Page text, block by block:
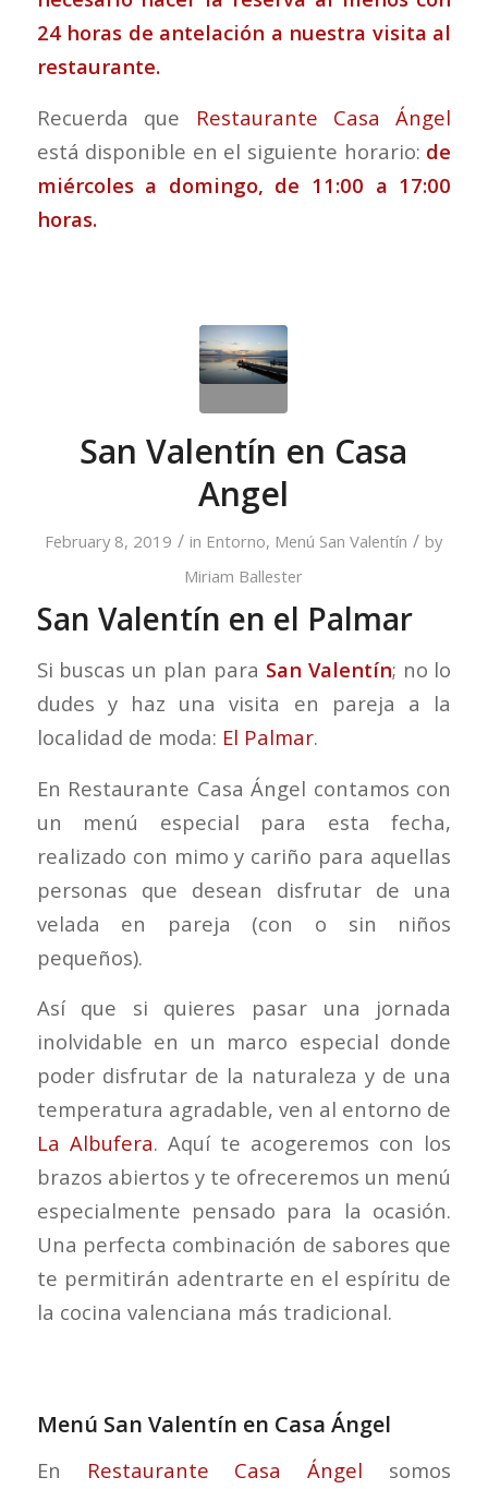
24 horas de antelación a nuestra visita al
restaurante.
Recuerda que Restaurante Casa Ángel
está disponible en el siguiente horario: de
miércoles a domingo, de 11:00 a 17:00
horas.
San Valentín en Casa
Angel
February 8, 2019 / in Entorno, Menú San Valentín / by
Miriam Ballester
San Valentín en el Palmar
Si buscas un plan para San Valentín; no lo
dudes y haz una visita en pareja a la
localidad de moda: El Palmar.
En Restaurante Casa Ángel contamos con
un menú especial para esta fecha,
realizado con mimo y cariño para aquellas
personas que desean disfrutar de una
velada en pareja (con o sin niños
pequeños).
Así que si quieres pasar una jornada
inolvidable en un marco especial donde
poder disfrutar de la naturaleza y de una
temperatura agradable, ven al entorno de
La Albufera. Aquí te acogeremos con los
brazos abiertos y te ofreceremos un menú
especialmente pensado para la ocasión.
Una perfecta combinación de sabores que
te permitirán adentrarte en el espíritu de
la cocina valenciana más tradicional.
Menú San Valentín en Casa Ángel
En Restaurante Casa Ángel somos